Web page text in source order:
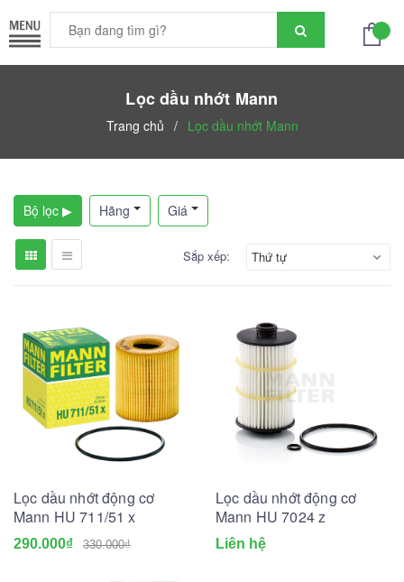
Lọc dầu nhớt Mann
Trang chủ / Lọc dầu nhớt Mann
Bộ lọc ▶ Hãng Giá
Sắp xếp: Thứ tự
Lọc dầu nhớt động cơ
Mann HU 711/51 x
290.000₫ 330.000₫
Lọc dầu nhớt động cơ
Mann HU 7024 z
Liên hệ